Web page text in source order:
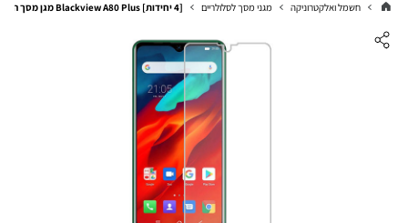
חשמל ואלקטרוניקה מגני מסך לסלולריים [4 יחידות] Blackview A80 Plus מגן מסך הידרוג'ל שקוף (סיליקון) סקרין מובייל